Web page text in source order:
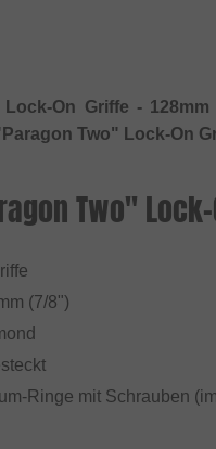
On Griffe - 128mm
Two" Lock-On
Two"
(7/8")
Ringe mit Schrauben